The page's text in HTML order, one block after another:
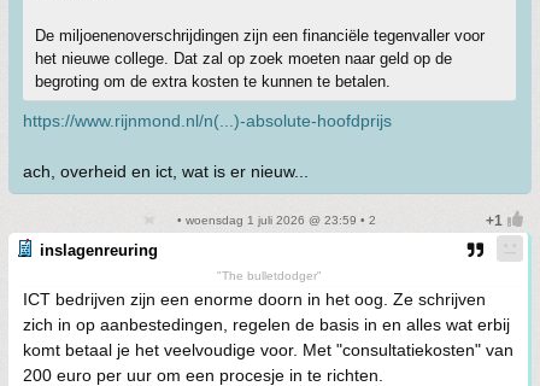
De miljoenenoverschrijdingen zijn een financiële tegenvaller voor
het nieuwe college. Dat zal op zoek moeten naar geld op de
begroting om de extra kosten te kunnen te betalen.
https://www.rijnmond.nl/n(...)-absolute-hoofdprijs
ach, overheid en ict, wat is er nieuw...
• woensdag 1 juli 2026 @ 23:59 • 2
inslagenreuring
"The bulletdodger"
ICT bedrijven zijn een enorme doorn in het oog. Ze schrijven
zich in op aanbestedingen, regelen de basis in en alles wat erbij
komt betaal je het veelvoudige voor. Met "consultatiekosten" van
200 euro per uur om een procesje in te richten.